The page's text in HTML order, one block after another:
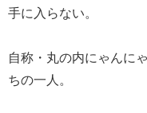
手に入らない。
自称・丸の内にゃんに
ちの一人。